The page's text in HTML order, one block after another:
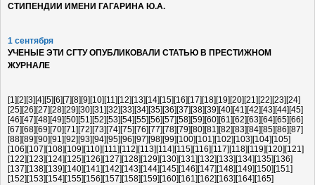
СТИПЕНДИИ ИМЕНИ ГАГАРИНА Ю.А.
1 сентября
УЧЕНЫЕ ЭТИ СГТУ ОПУБЛИКОВАЛИ СТАТЬЮ В ПРЕСТИЖНОМ
ЖУРНАЛЕ
[1] [2] [3] [4] [5] [6] [7] [8] [9] [10] [11] [12] [13] [14] [15] [16] [17] [18] [19] [20] [21] [22] [23] [24]
[25] [26] [27] [28] [29] [30] [31] [32] [33] [34] [35] [36] [37] [38] [39] [40] [41] [42] [43] [44] [45]
[46] [47] [48] [49] [50] [51] [52] [53] [54] [55] [56] [57] [58] [59] [60] [61] [62] [63] [64] [65] [66]
[67] [68] [69] [70] [71] [72] [73] [74] [75] [76] [77] [78] [79] [80] [81] [82] [83] [84] [85] [86] [87]
[88] [89] [90] [91] [92] [93] [94] [95] [96] [97] [98] [99] [100] [101] [102] [103] [104] [105]
[106] [107] [108] [109] [110] [111] [112] [113] [114] [115] [116] [117] [118] [119] [120] [121]
[122] [123] [124] [125] [126] [127] [128] [129] [130] [131] [132] [133] [134] [135] [136]
[137] [138] [139] [140] [141] [142] [143] [144] [145] [146] [147] [148] [149] [150] [151]
[152] [153] [154] [155] [156] [157] [158] [159] [160] [161] [162] [163] [164] [165]